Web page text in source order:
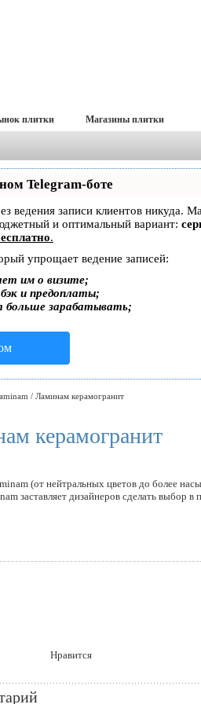
плитки Магазины плитки
Telegram-боте
ведения записи клиентов никуда.
и оптимальный вариант:
.
упрощает ведение записей:
им о визите;
и предоплаты;
больше зарабатывать;
/ Ламинам керамогранит
керамогранит
(от нейтральных цветов до более
заставляет дизайнеров сделать выбор в
Нравится